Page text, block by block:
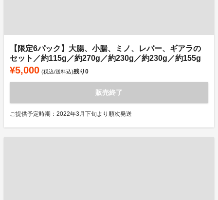
【限定6パック】大腸、小腸、ミノ、レバー、ギアラの
セット／約115g／約270g／約230g／約230g／約155g
¥5,000 (税込/送料込)残り0
販売終了
ご提供予定時期：2022年3月下旬より順次発送